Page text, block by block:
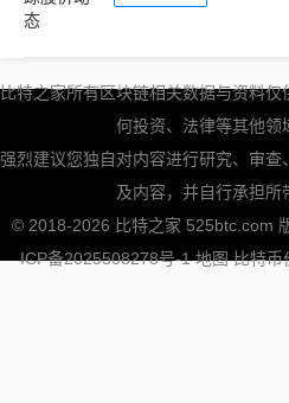
比特之家所有区块链相关数据与资料
何投资、法律等其他领
强烈建议您独自对内容进行研究、审
及内容，并自行承担所
© 2018-2026 比特之家 525btc.com
ICP备2025508278号-1 地图 比特币